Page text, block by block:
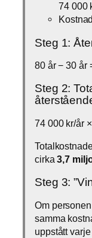
74 000
Steg 1:
80 år − 30 år
Steg 2:
74 000 kr/år
cirka3,7
Steg 3:
Om
samma
uppstått